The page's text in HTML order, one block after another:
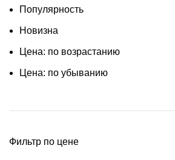
Популярность
Новизна
Цена: по возрастанию
Цена: по убыванию
Фильтр по цене